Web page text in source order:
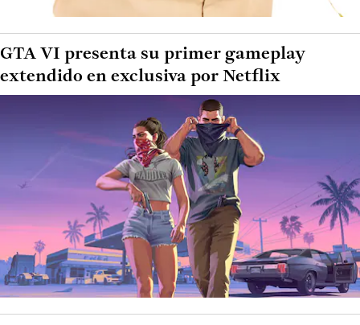
GTA VI presenta su primer gameplay
extendido en exclusiva por Netflix